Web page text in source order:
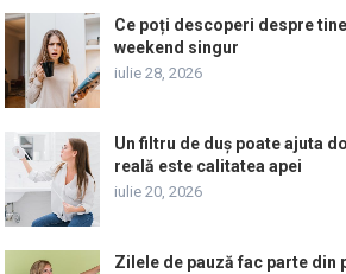
Ce poți descoperi despre
weekend singur
iulie 28, 2026
Un filtru de duș poate ajuta
reală este calitatea apei
iulie 20, 2026
Zilele de pauză fac parte din